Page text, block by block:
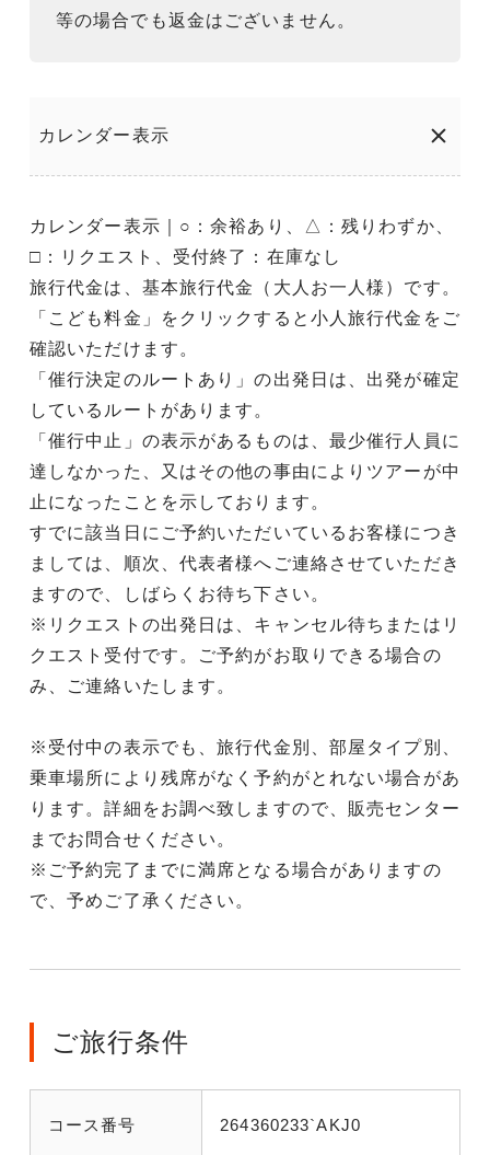
等の場合でも返金はございません。
カレンダー表示
カレンダー表示｜○：余裕あり、△：残りわずか、
□：リクエスト、受付終了：在庫なし
旅行代金は、基本旅行代金（大人お一人様）です。
「こども料金」をクリックすると小人旅行代金をご
確認いただけます。
「催行決定のルートあり」の出発日は、出発が確定
しているルートがあります。
「催行中止」の表示があるものは、最少催行人員に
達しなかった、又はその他の事由によりツアーが中
止になったことを示しております。
すでに該当日にご予約いただいているお客様につき
ましては、順次、代表者様へご連絡させていただき
ますので、しばらくお待ち下さい。
※リクエストの出発日は、キャンセル待ちまたはリ
クエスト受付です。ご予約がお取りできる場合の
み、ご連絡いたします。
※受付中の表示でも、旅行代金別、部屋タイプ別、
乗車場所により残席がなく予約がとれない場合があ
ります。詳細をお調べ致しますので、販売センター
までお問合せください。
※ご予約完了までに満席となる場合がありますの
で、予めご了承ください。
ご旅行条件
コース番号 264360233`AKJ0